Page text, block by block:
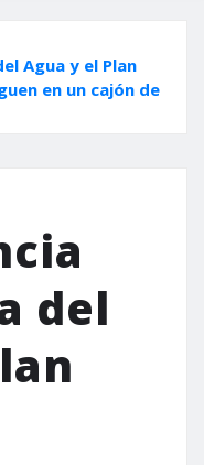
Agua y el Plan
en un cajón de
del